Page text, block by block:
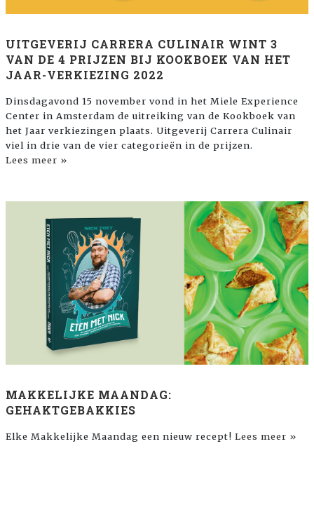
UITGEVERIJ CARRERA CULINAIR WINT 3
VAN DE 4 PRIJZEN BIJ KOOKBOEK VAN HET
JAAR-VERKIEZING 2022
Dinsdagavond 15 november vond in het Miele Experience
Center in Amsterdam de uitreiking van de Kookboek van
het Jaar verkiezingen plaats. Uitgeverij Carrera Culinair
viel in drie van de vier categorieën in de prijzen.
Lees meer »
MAKKELIJKE MAANDAG:
GEHAKTGEBAKKIES
Elke Makkelijke Maandag een nieuw recept! Lees meer »